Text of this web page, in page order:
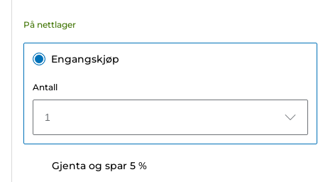
På nettlager
Engangskjøp
Antall
1
Gjenta og spar 5 %